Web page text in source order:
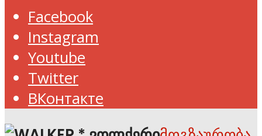
Facebook
Instagram
Youtube
Twitter
ВКонтакте